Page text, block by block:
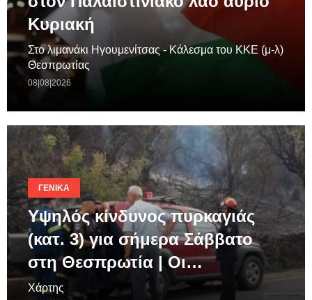
Κυριακή
Στο λιμανάκι Ηγουμενίτσας - Κάλεσμα του ΚΚΕ (μ-λ)
Θεσπρωτίας
08|08|2026
ΓΕΝΙΚΆ
Υψηλός κίνδυνος πυρκαγιάς
(κατ. 3) για σήμερα Σάββατο
στη Θεσπρωτία | Οι…
Χάρτης